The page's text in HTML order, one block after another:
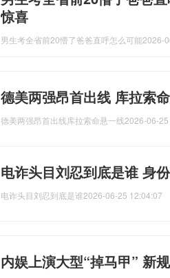
惊喜
男生考全省前20懵了爸爸直呼怎么可能2026-
德美两强昂首出线 库拉索
德美两强昂首出线库拉索命悬一线2026-06-
电诈头目刘忍到底是谁 身
电诈头目刘忍到底是谁2026-06-25 12:04:07
内娱上演大型“掉马甲” 新